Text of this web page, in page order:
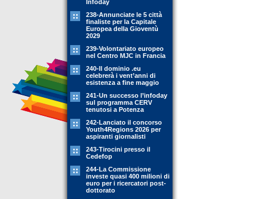
Infoday
238-Annunciate le 5 città
finaliste per la Capitale
Europea della Gioventù
2029
239-Volontariato europeo
nel Centro MJC in Francia
240-Il dominio .eu
celebrerà i vent’anni di
esistenza a fine maggio
241-Un successo l’infoday
sul programma CERV
tenutosi a Potenza
242-Lanciato il concorso
Youth4Regions 2026 per
aspiranti giornalisti
243-Tirocini presso il
Cedefop
244-La Commissione
investe quasi 400 milioni di
euro per i ricercatori post-
dottorato